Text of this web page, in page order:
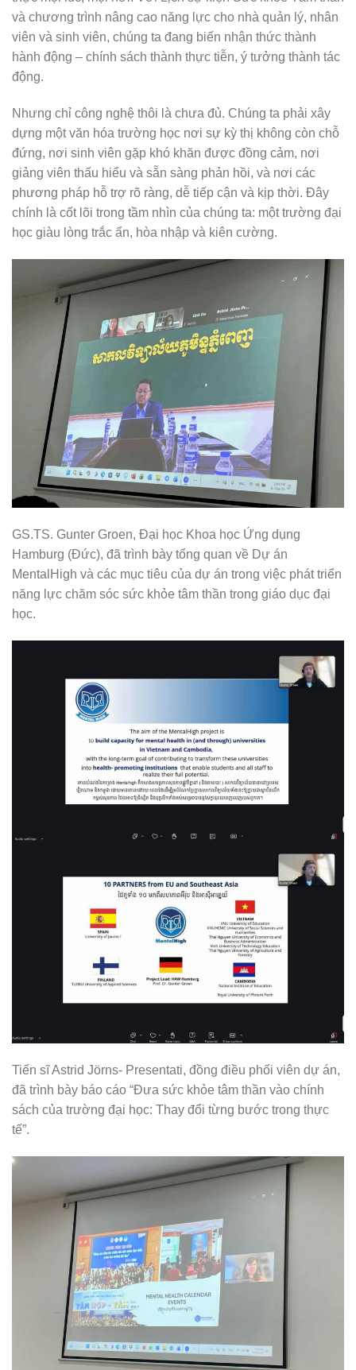
và chương trình nâng cao năng lực cho nhà quản lý, nhân
viên và sinh viên, chúng ta đang biến nhận thức thành
hành động – chính sách thành thực tiễn, ý tưởng thành tác
động.
Nhưng chỉ công nghệ thôi là chưa đủ. Chúng ta phải xây
dựng một văn hóa trường học nơi sự kỳ thị không còn chỗ
đứng, nơi sinh viên gặp khó khăn được đồng cảm, nơi
giảng viên thấu hiểu và sẵn sàng phản hồi, và nơi các
phương pháp hỗ trợ rõ ràng, dễ tiếp cận và kịp thời. Đây
chính là cốt lõi trong tầm nhìn của chúng ta: một trường đại
học giàu lòng trắc ẩn, hòa nhập và kiên cường.
GS.TS. Gunter Groen, Đại học Khoa học Ứng dụng
Hamburg (Đức), đã trình bày tổng quan về Dự án
MentalHigh và các mục tiêu của dự án trong việc phát triển
năng lực chăm sóc sức khỏe tâm thần trong giáo dục đại
học.
Tiến sĩ Astrid Jörns- Presentati, đồng điều phối viên dự án,
đã trình bày báo cáo “Đưa sức khỏe tâm thần vào chính
sách của trường đại học: Thay đổi từng bước trong thực
tế”.